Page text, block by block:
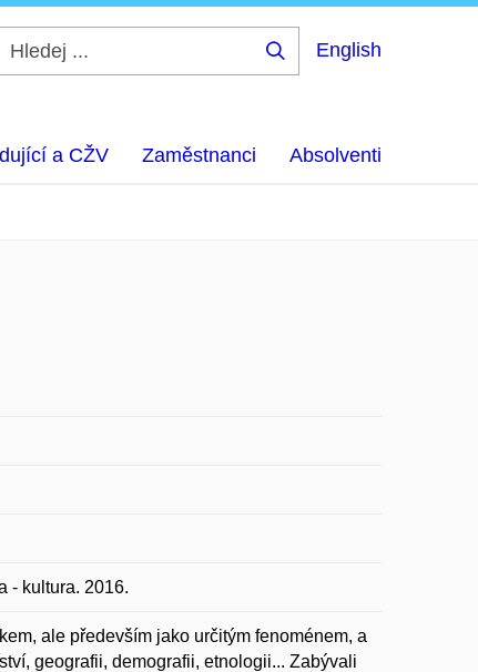
English
a CŽV Zaměstnanci Absolventi
- kultura. 2016.
ale především jako určitým fenoménem, a
geografii, demografii, etnologii... Zabývali